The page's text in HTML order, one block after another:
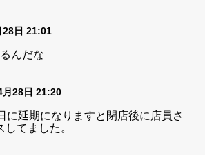
28日 21:01
んだな
月28日 21:20
に延期になりますと閉店後に店員さ
てました。